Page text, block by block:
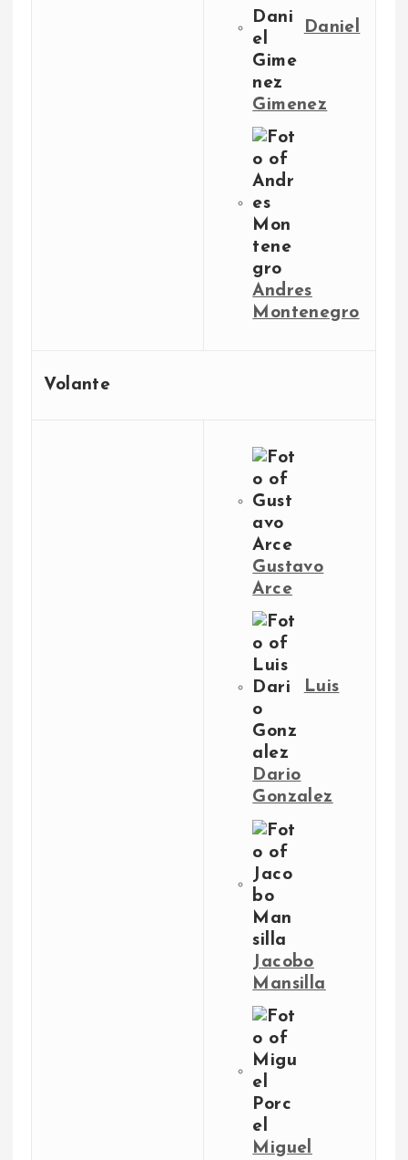
Daniel
Gimenez
Andres
Montenegro
Volante
Gustavo
Arce
Luis
Dario
Gonzalez
Jacobo
Mansilla
Miguel